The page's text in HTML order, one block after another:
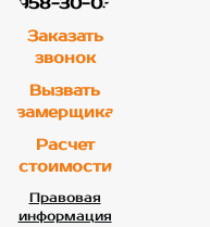
958-30-03
Заказать
звонок
Вызвать
замерщика
Расчет
стоимости
Правовая
информация